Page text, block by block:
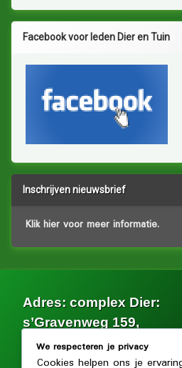
Facebook voor leden Dier en Tuin
Inschrijven nieuwsbrief
Klik hier voor meer informatie.
Adres: complex Dier:
s’Gravenweg 159,
2902 LG Capelle aan
We respecteren je privacy
Cookies helpen ons je